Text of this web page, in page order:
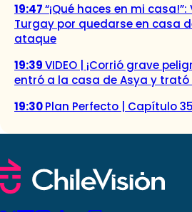
19:47“¡Qué haces en mi
Turgay por quedarse en casa
ataque
19:39VIDEO | ¡Corrió grave
entró a la casa de Asya y
19:30Plan Perfecto | Capítulo